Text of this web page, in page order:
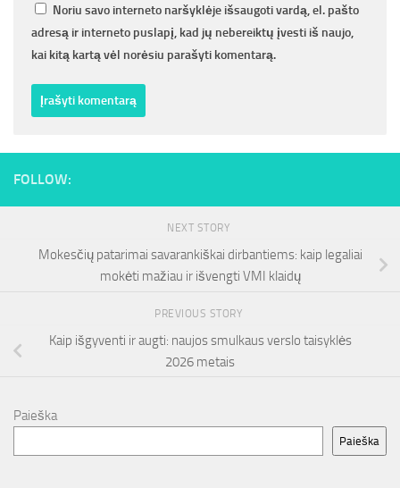
Noriu savo interneto naršyklėje išsaugoti vardą, el. pašto
adresą ir interneto puslapį, kad jų nebereiktų įvesti iš naujo,
kai kitą kartą vėl norėsiu parašyti komentarą.
FOLLOW:
NEXT STORY
Mokesčių patarimai savarankiškai dirbantiems: kaip legaliai
mokėti mažiau ir išvengti VMI klaidų
PREVIOUS STORY
Kaip išgyventi ir augti: naujos smulkaus verslo taisyklės
2026 metais
Paieška
Paieška